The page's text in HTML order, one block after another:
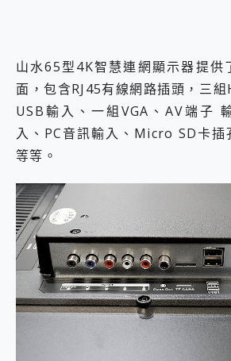
山水65型4K智慧連網顯示器提供
面，包含RJ45有線網路插頭，三
USB輸入、一組VGA、AV端子
入、PC音訊輸入、Micro SD卡插
等等。